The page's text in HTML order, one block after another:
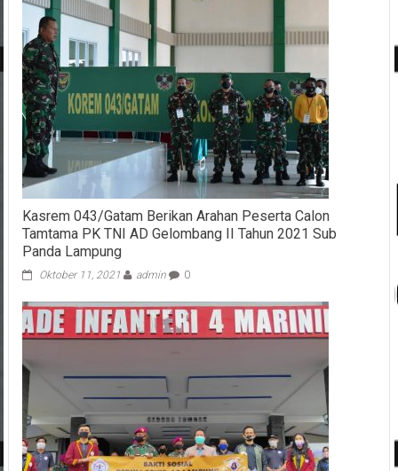
Kasrem 043/Gatam Berikan Arahan Peserta Calon
Tamtama PK TNI AD Gelombang II Tahun 2021 Sub
Panda Lampung
Oktober 11, 2021 admin 0